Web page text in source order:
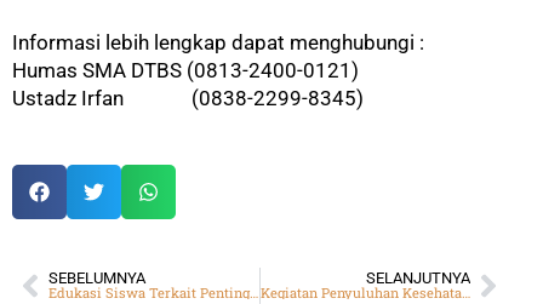
Informasi lebih lengkap dapat menghubungi :
Humas SMA DTBS (0813-2400-0121)
Ustadz Irfan (0838-2299-8345)
SEBELUMNYA
Edukasi Siswa Terkait Pentingnya Menjaga Kebersihan Diri, SMP DTBS Putra Gelar Penyuluhan Kesehatan Bertajuk ‘Mengenal Personal Hygiene’
SELANJUTNYA
Kegiatan Penyuluhan Kesehatan SMP DTBS Putra